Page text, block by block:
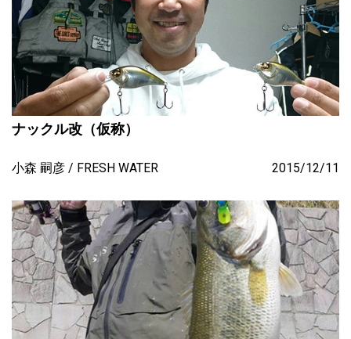
ナックル改（仮称）
小森 嗣彦 FRESH WATER 2015/12/11